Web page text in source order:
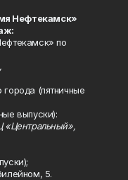
Нефтекамск»
по
(пятничные
выпуски):
«Центральный»,
5.